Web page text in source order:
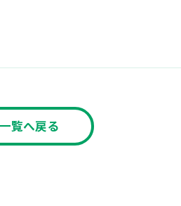
覧へ戻る